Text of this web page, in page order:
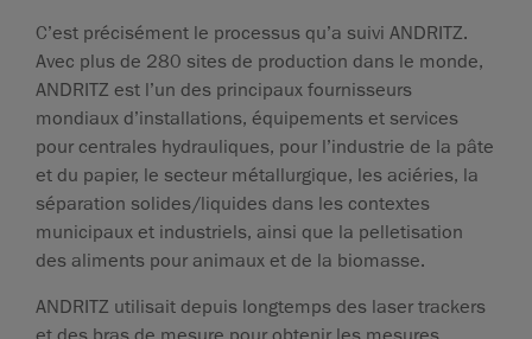
C’est précisément le processus qu’a suivi ANDRITZ.
Avec plus de 280 sites de production dans le monde,
ANDRITZ est l’un des principaux fournisseurs
mondiaux d’installations, équipements et services
pour centrales hydrauliques, pour l’industrie de la pâte
et du papier, le secteur métallurgique, les aciéries, la
séparation solides/liquides dans les contextes
municipaux et industriels, ainsi que la pelletisation
des aliments pour animaux et de la biomasse.
ANDRITZ utilisait depuis longtemps des laser trackers